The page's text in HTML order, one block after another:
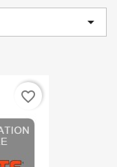

favorite_border